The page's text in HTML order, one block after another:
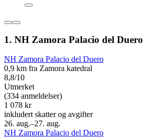
1. NH Zamora Palacio del Duero
NH Zamora Palacio del Duero
0,9 km fra Zamora katedral
8,8/10
Utmerket
(334 anmeldelser)
1 078 kr
inkludert skatter og avgifter
26. aug.–27. aug.
NH Zamora Palacio del Duero